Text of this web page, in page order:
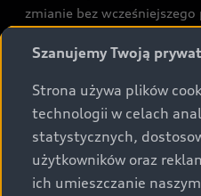
zmianie bez
rozumieniu art. 5561§2
Podane kwoty są
VAT (23%), chyba że
Audi zastrzega sobie
Szanujemy Twoją
Strona używa plików
technologii w celach
statystycznych,
użytkowników oraz
ich umieszczanie